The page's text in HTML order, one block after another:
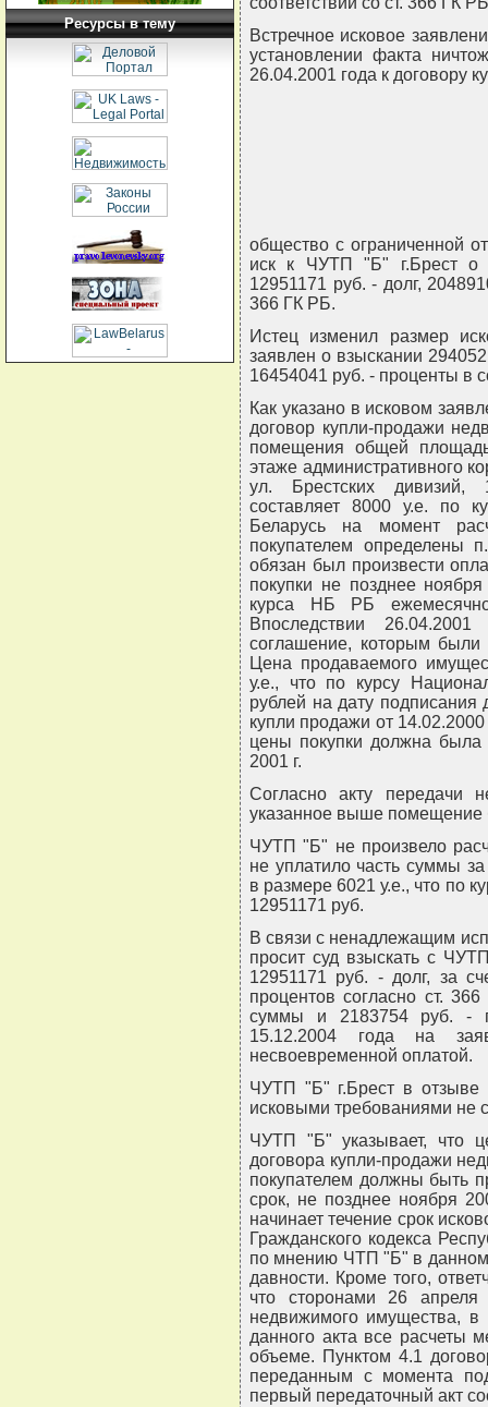
Ресурсы в тему
Встречное исковое
установлении факта
26.04.2001 года к договору
общество с ограниченной
иск к ЧУТП "Б" г.Брест о
12951171 руб. - долг,
366 ГК РБ.
Истец изменил размер
заявлен о взыскании
16454041 руб. - проценты в
Как указано в исковом
договор купли-продажи
помещения общей
этаже административного
ул. Брестских дивизий,
составляет 8000 у.е. по
Беларусь на момент
покупателем определены
обязан был произвести
покупки не позднее
курса НБ РБ
Впоследствии
соглашение, которым
Цена продаваемого
у.е., что по курсу
рублей на дату подписания
купли продажи от
цены покупки должна
2001 г.
Согласно акту передачи
указанное выше помещение
ЧУТП "Б" не произвело
не уплатило часть суммы
в размере 6021 у.е., что по
12951171 руб.
В связи с ненадлежащим
просит суд взыскать с
12951171 руб. - долг, за
процентов согласно ст.
суммы и 2183754 руб. -
15.12.2004 года на
несвоевременной оплатой.
ЧУТП "Б" г.Брест в отзыве
исковыми требованиями не
ЧУТП "Б" указывает, что
договора купли-продажи
покупателем должны быть
срок, не позднее ноября
начинает течение срок
Гражданского кодекса
по мнению ЧТП "Б" в
давности. Кроме того,
что сторонами 26
недвижимого имущества, в
данного акта все расчеты
объеме. Пунктом 4.1
переданным с момента
первый передаточный акт